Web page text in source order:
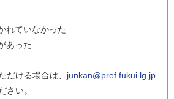
れていなかった
あった
だける場合は、 junkan@pref.fukui.lg.jp
さい。